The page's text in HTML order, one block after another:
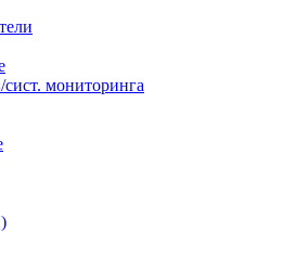
мониторинга